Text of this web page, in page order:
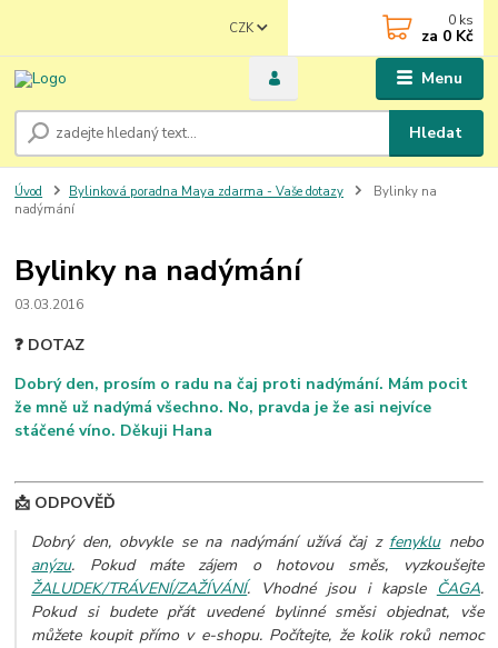
Menu
CZK
Hledat
0 ks
za 0 Kč
Úvod Bylinková poradna Maya zdarma - Vaše dotazy
Bylinky na
nadýmání
Bylinky na nadýmání
03.03.2016
❓ DOTAZ
Dobrý den, prosím o radu na čaj proti nadýmání. Mám pocit
že mně už nadýmá všechno. No, pravda je že asi nejvíce
stáčené víno. Děkuji Hana
📩 ODPOVĚĎ
Dobrý den, obvykle se na nadýmání užívá čaj z fenyklunebo
anýzu. Pokud máte zájem o hotovou směs, vyzkoušejte
ŽALUDEK/TRÁVENÍ/ZAŽÍVÁNÍ. Vhodné jsou i kapsle ČAGA.
Pokud si budete přát uvedené bylinné směsi objednat, vše
můžete koupit přímo v e-shopu. Počítejte, že kolik roků nemoc